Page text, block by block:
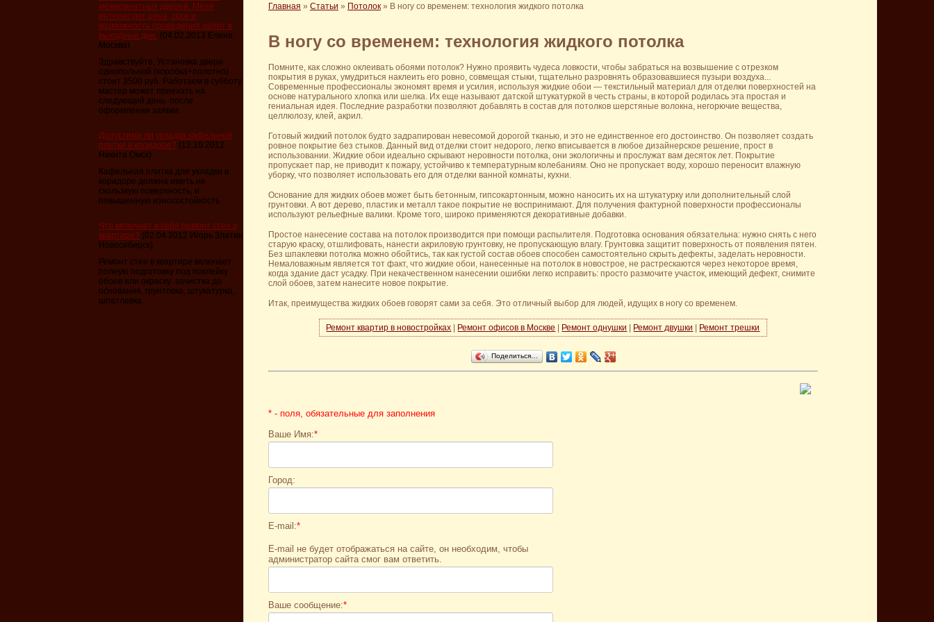
межкомнатных дверей. Меня
интересуют цена, срок и
возможность проведения работ в
выходные дни. (04.02.2013 Елена
Москва)
Здравствуйте. Установка двери
однопольной (коробка+полотно)
стоит 3500 руб. Работаем в субботу.
мастер может приехать на
следующий день после
оформления заявки.
Допустима ли укладка кафельной
плитки в коридоре? (12.10.2012
Никита Омск)
Кафельная плитка для укладки в
коридоре должна иметь не
скользкую поверхность, и
повышенную износостойкость.
Что включает в себя ремонт стен в
квартире? (02.04.2012 Игорь Златин
Новосибирск)
Ремонт стен в квартире включает
полную подготовку под поклейку
обоев или окраску: зачистка до
основания, грунтовка, штукатурка,
шпатлевка.
Главная » Статьи » Потолок » В ногу со временем: технология жидкого потолка
В ногу со временем: технология жидкого потолка
Помните, как сложно оклеивать обоями потолок? Нужно проявить чудеса ловкости, чтобы забраться на возвышение с отрезком
покрытия в руках, умудриться наклеить его ровно, совмещая стыки, тщательно разровнять образовавшиеся пузыри воздуха...
Современные профессионалы экономят время и усилия, используя жидкие обои — текстильный материал для отделки поверхностей на
основе натурального хлопка или шелка. Их еще называют датской штукатуркой в честь страны, в которой родилась эта простая и
гениальная идея. Последние разработки позволяют добавлять в состав для потолков шерстяные волокна, негорючие вещества,
целлюлозу, клей, акрил.
Готовый жидкий потолок будто задрапирован невесомой дорогой тканью, и это не единственное его достоинство. Он позволяет создать
ровное покрытие без стыков. Данный вид отделки стоит недорого, легко вписывается в любое дизайнерское решение, прост в
использовании. Жидкие обои идеально скрывают неровности потолка, они экологичны и прослужат вам десяток лет. Покрытие
пропускает пар, не приводит к пожару, устойчиво к температурным колебаниям. Оно не пропускает воду, хорошо переносит влажную
уборку, что позволяет использовать его для отделки ванной комнаты, кухни.
Основание для жидких обоев может быть бетонным, гипсокартонным, можно наносить их на штукатурку или дополнительный слой
грунтовки. А вот дерево, пластик и металл такое покрытие не воспринимают. Для получения фактурной поверхности профессионалы
используют рельефные валики. Кроме того, широко применяются декоративные добавки.
Простое нанесение состава на потолок производится при помощи распылителя. Подготовка основания обязательна: нужно снять с него
старую краску, отшлифовать, нанести акриловую грунтовку, не пропускающую влагу. Грунтовка защитит поверхность от появления пятен.
Без шпаклевки потолка можно обойтись, так как густой состав обоев способен самостоятельно скрыть дефекты, заделать неровности.
Немаловажным является тот факт, что жидкие обои, нанесенные на потолок в новострое, не растрескаются через некоторое время,
когда здание даст усадку. При некачественном нанесении ошибки легко исправить: просто размочите участок, имеющий дефект, снимите
слой обоев, затем нанесите новое покрытие.
Итак, преимущества жидких обоев говорят сами за себя. Это отличный выбор для людей, идущих в ногу со временем.
Ремонт квартир в новостройках Ремонт офисов в Москве Ремонт однушки Ремонт двушки Ремонт трешки
Поделиться…
* - поля, обязательные для заполнения
Ваше Имя:*
Город:
E-mail:*
E-mail не будет отображаться на сайте, он необходим, чтобы
администратор сайта смог вам ответить.
Ваше сообщение:*